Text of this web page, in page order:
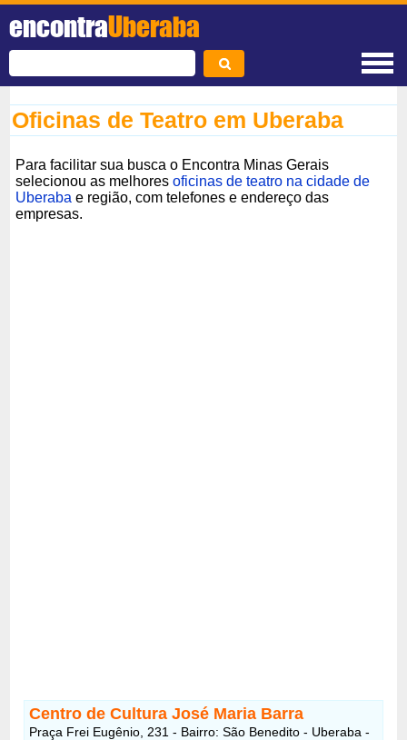
encontraUberaba
Oficinas de Teatro em Uberaba
Para facilitar sua busca o Encontra Minas Gerais
selecionou as melhoresoficinas de teatro na cidade de
Uberaba e região, com telefones e endereço das
empresas.
Centro de Cultura José Maria Barra
Praça Frei Eugênio, 231 - Bairro: São Benedito - Uberaba -